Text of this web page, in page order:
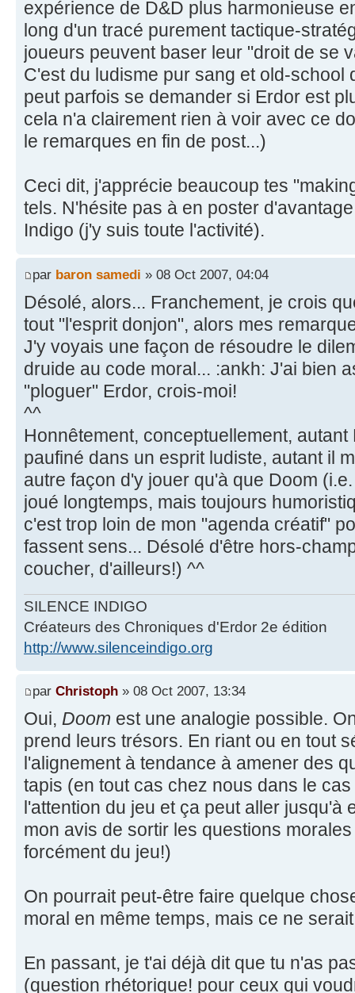
expérience de D&D plus harmonieuse
long d'un tracé purement tactique-
joueurs peuvent baser leur "droit de se
C'est du ludisme pur sang et old-school
peut parfois se demander si Erdor est
cela n'a clairement rien à voir avec ce
le remarques en fin de post...)
Ceci dit, j'apprécie beaucoup tes
tels. N'hésite pas à en poster
Indigo (j'y suis toute l'activité).
par baron samedi » 08 Oct 2007, 04:04
Désolé, alors... Franchement, je crois
tout "l'esprit donjon", alors mes
J'y voyais une façon de résoudre le
druide au code moral... :ankh: J'ai bien
"ploguer" Erdor, crois-moi!
^^
Honnêtement, conceptuellement,
paufiné dans un esprit ludiste, autant il
autre façon d'y jouer qu'à que Doom
joué longtemps, mais toujours
c'est trop loin de mon "agenda créatif"
fassent sens... Désolé d'être hors-
coucher, d'ailleurs!) ^^
SILENCE INDIGO
Créateurs des Chroniques d'Erdor 2e édition
http://www.silenceindigo.org
par Christoph » 08 Oct 2007, 13:34
Oui, Doom est une analogie possible.
prend leurs trésors. En riant ou en tout
l'alignement à tendance à amener des
tapis (en tout cas chez nous dans le
l'attention du jeu et ça peut aller jusqu'à
mon avis de sortir les questions
forcément du jeu!)
On pourrait peut-être faire quelque
moral en même temps, mais ce ne
En passant, je t'ai déjà dit que tu n'as
(question rhétorique! pour ceux qui